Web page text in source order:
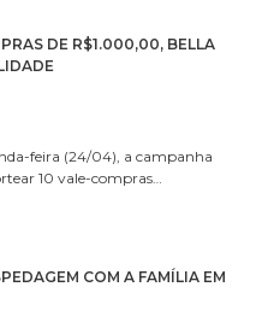
DE R$1.000,00, BELLA
feira (24/04), a campanha
10 vale-compras…
COM A FAMÍLIA EM